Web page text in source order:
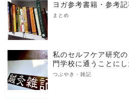
ヨガ参考書籍・参考
まとめ
私のセルフケア研究
門学校に通うことに
つぶやき・雑記